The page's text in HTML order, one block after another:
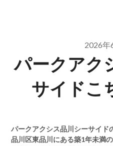
2026年
パークアク
サイドこ
パークアクシス品川シーサイド
品川区東品川にある築1年未満